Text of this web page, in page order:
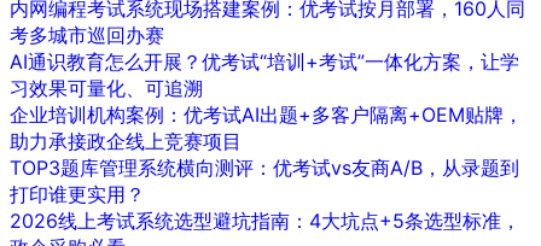
内网编程考试系统现场搭建案例：优考试按月部署，160人同
考多城市巡回办赛
AI通识教育怎么开展？优考试“培训+考试”一体化方案，让学
习效果可量化、可追溯
企业培训机构案例：优考试AI出题+多客户隔离+OEM贴牌，
助力承接政企线上竞赛项目
TOP3题库管理系统横向测评：优考试vs友商A/B，从录题到
打印谁更实用？
2026线上考试系统选型避坑指南：4大坑点+5条选型标准，